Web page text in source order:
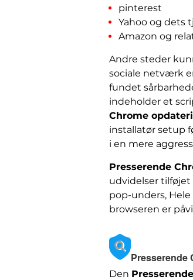
pinterest
Yahoo og dets
Amazon og
Andre steder
sociale netværk
fundet
indeholder et
Chrome
installatør setup
i en mere
Presserende
udvidelser tilføjet
pop-unders,
browseren er
Presserende
Den